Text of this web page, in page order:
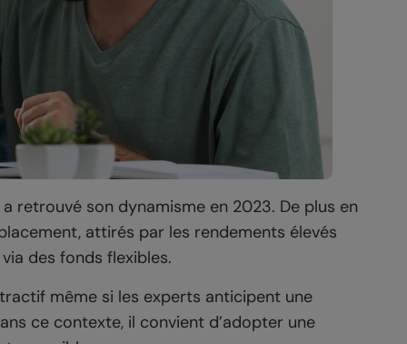
retrouvé son dynamisme en 2023. De plus en
attirés par les rendements élevés
des fonds flexibles.
même si les experts anticipent une
ce contexte, il convient d’adopter une